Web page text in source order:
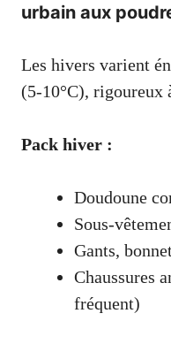
urbain aux
Les hivers varient
(5-10°C), rigoureux
Pack hiver :
Doudoune
Sous-
Gants,
Chaussures
fréquent)